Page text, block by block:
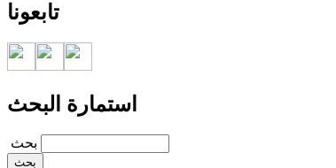
تابعونا
استمارة البحث
‏بحث ‏